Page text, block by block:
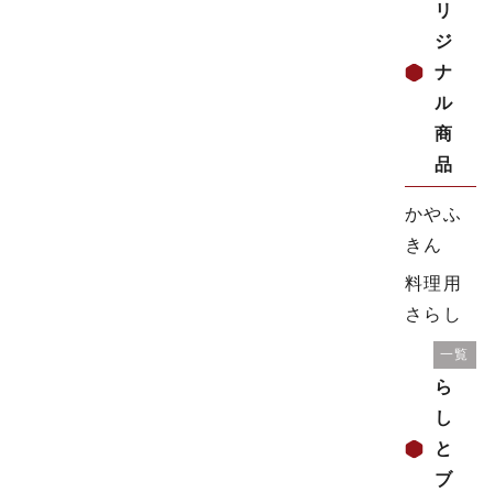
リ
ジ
ナ
ル
商
品
かやふ
きん
料理用
さらし
暮
ら
し
と
ブ
一覧